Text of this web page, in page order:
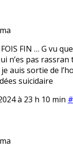
FIN … G vu
n’es pas rassran
auis sortie de
suicidaire
à 23 h 10 min